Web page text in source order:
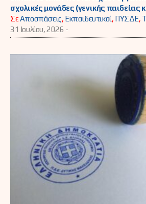
σχολικές μονάδες (γενικής παιδείας
ΣεΑποσπάσεις, Εκπαιδευτικοί, ΠΥΣΔΕ,
31 Ιουλίου, 2026 -